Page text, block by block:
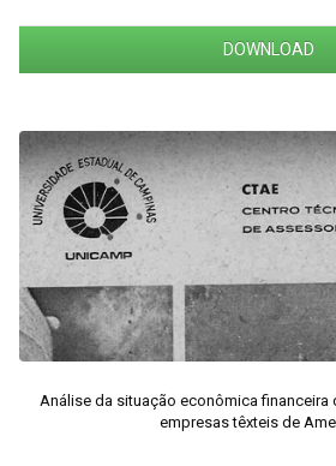
DOWNLOAD
Análise da situação econômica financeira
empresas têxteis de